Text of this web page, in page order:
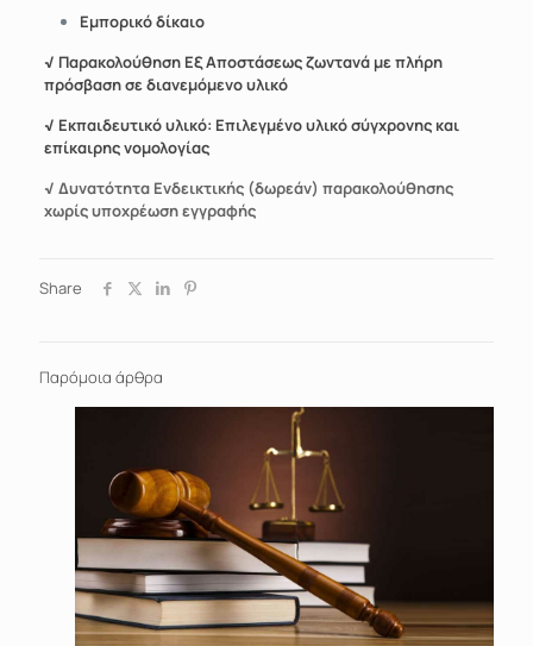
Εμπορικό δίκαιο
√ Παρακολούθηση Εξ Αποστάσεως ζωντανά με πλήρη
πρόσβαση σε διανεμόμενο υλικό
√ Εκπαιδευτικό υλικό: Επιλεγμένο υλικό σύγχρονης και
επίκαιρης νομολογίας
√ Δυνατότητα Ενδεικτικής (δωρεάν) παρακολούθησης
χωρίς υποχρέωση εγγραφής
Share
Παρόμοια άρθρα